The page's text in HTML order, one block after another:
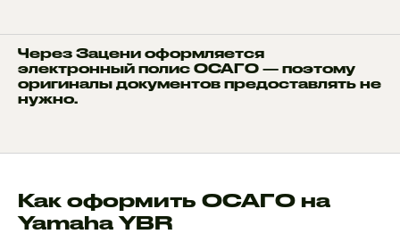
Через Зацени оформляется
электронный полис ОСАГО — поэтому
оригиналы документов предоставлять не
нужно.
Как оформить ОСАГО на
Yamaha YBR